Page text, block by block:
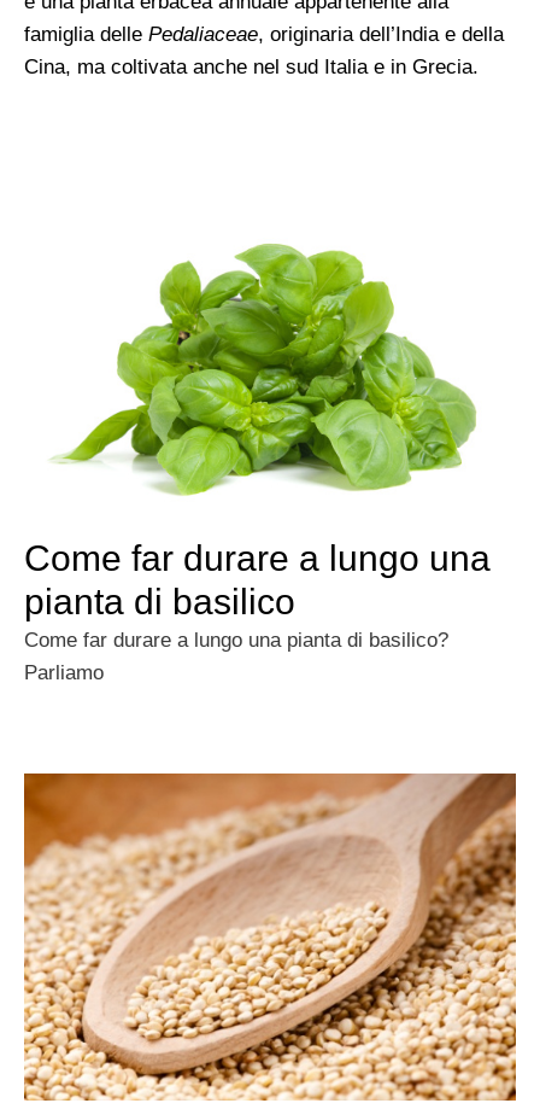
famiglia delle Pedaliaceae, originaria dell’India e della
Cina, ma coltivata anche nel sud Italia e in Grecia.
Come far durare a lungo una
pianta di basilico
Come far durare a lungo una pianta di basilico?
Parliamo